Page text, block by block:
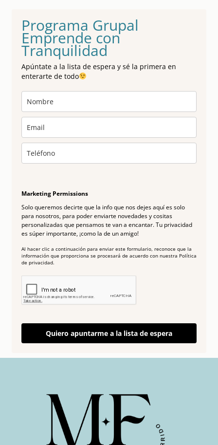
Programa Grupal
Emprende con
Tranquilidad
Apúntate a la lista de espera y sé la primera en
enterarte de todo
Marketing Permissions
Solo queremos decirte que la info que nos dejes aquí es solo
para nosotros, para poder enviarte novedades y cositas
personalizadas que pensamos te van a encantar. Tu privacidad
es súper importante, ¡como la de un amigo!
Al hacer clic a continuación para enviar este formulario, reconoce que la
información que proporciona se procesará de acuerdo con nuestra Política
de privacidad.
Quiero apuntarme a la lista de espera